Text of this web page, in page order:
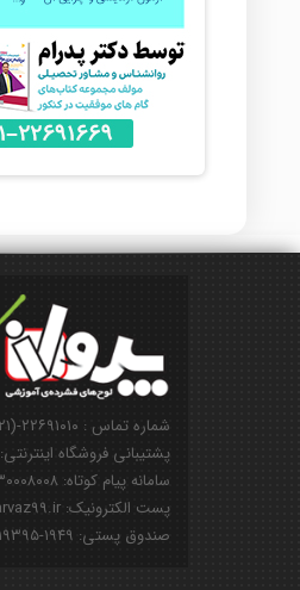
شماره تماس : ۲۲۶۹۱۰۱۰-(۰۲۱)
پشتیبانی فروشگاه اینترنتی: ۰۹۱۲۸۵۰۱۱۲۵
سامانه پیام کوتاه: ۳۰۰۰۸۰۰۸
پست الکترونیک: info@parvaz99.ir
صندوق پستی: ۱۹۴۹-۱۹۳۹۵